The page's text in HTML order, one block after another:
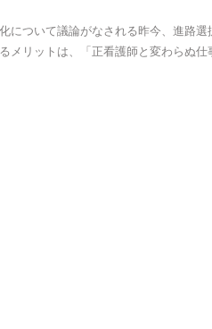
について議論がなされる昨今、進路
メリットは、「正看護師と変わらぬ